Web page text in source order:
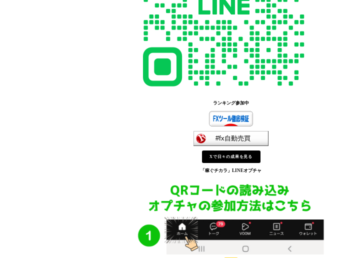
ランキング参加中
Xで日々の成果を見る
「稼ぐチカラ」 LINEオプチャ